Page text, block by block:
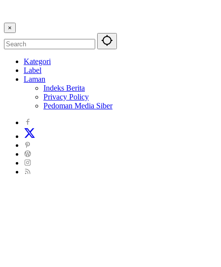
×
Kategori
Label
Laman
Indeks Berita
Privacy Policy
Pedoman Media Siber